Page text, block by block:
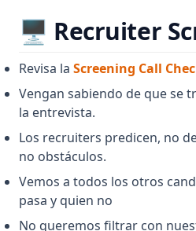
🖥️ Recruiter
Revisa la Screening Call
Vengan sabiendo de que se
la entrevista.
Los recruiters predicen, no
no obstáculos.
Vemos a todos los otros
pasa y quien no
No queremos filtrar con